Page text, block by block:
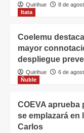
Quirihue 8 de
Itata
Coelemu
mayor
despliegue
Quirihue 6 de
Ñuble
COEVA
se emplazará en
Carlos